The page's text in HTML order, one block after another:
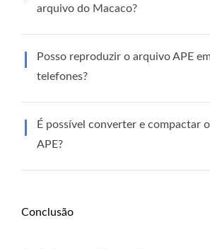
arquivo do Macaco?
Posso reproduzir o arquivo APE
telefones?
É possível converter e compactar
APE?
Conclusão